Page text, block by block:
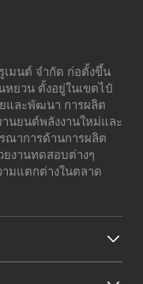
เมนต์ จำกัด ก่อตั้งขึ้น
หยวน ตั้งอยู่ในเขตไป๋
และพัฒนา การผลิต
นยนต์พลังงานใหม่และ
ณาการด้านการผลิต
ยงานทดสอบต่างๆ
ามแตกต่างในตลาด